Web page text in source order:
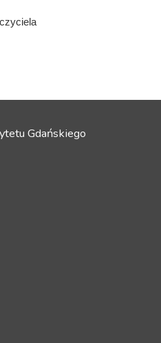
Gdańskiego